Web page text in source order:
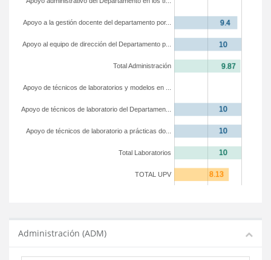
TOTAL UPV
Total Laboratorios
Apoyo de técnicos de laboratorio a prácticas do...
Apoyo de técnicos de laboratorio del Departamen...
Apoyo de técnicos de laboratorios y modelos en ...
Total Administración
Apoyo al equipo de dirección del Departamento p...
Apoyo a la gestión docente del departamento por...
Administración (ADM)